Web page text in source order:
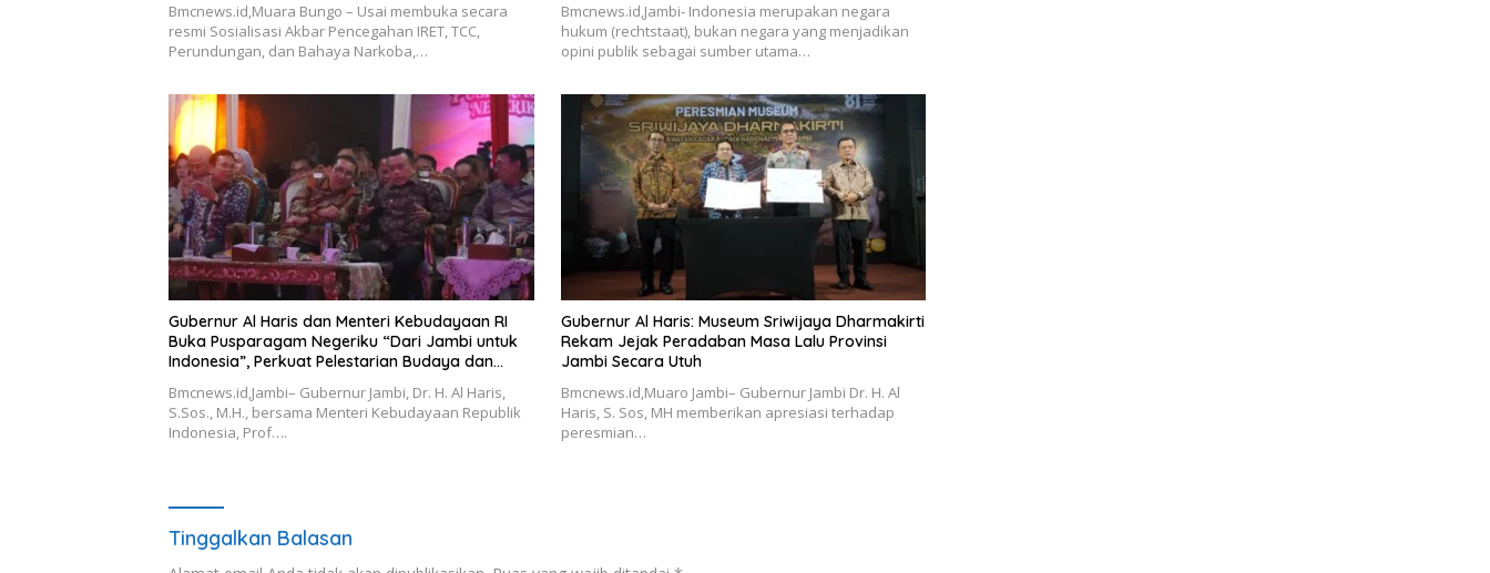
Bmcnews.id,Muara Bungo – Usai membuka secara
resmi Sosialisasi Akbar Pencegahan IRET, TCC,
Perundungan, dan Bahaya Narkoba,…
Bmcnews.id,Jambi- Indonesia merupakan negara
hukum (rechtstaat), bukan negara yang menjadikan
opini publik sebagai sumber utama…
Gubernur Al Haris dan Menteri Kebudayaan RI
Buka Pusparagam Negeriku “Dari Jambi untuk
Indonesia”, Perkuat Pelestarian Budaya dan
Bmcnews.id,Jambi– Gubernur Jambi, Dr. H. Al Haris,
S.Sos., M.H., bersama Menteri Kebudayaan Republik
Indonesia, Prof….
Gubernur Al Haris: Museum Sriwijaya Dharmakirti
Rekam Jejak Peradaban Masa Lalu Provinsi
Jambi Secara Utuh
Bmcnews.id,Muaro Jambi– Gubernur Jambi Dr. H. Al
Haris, S. Sos, MH memberikan apresiasi terhadap
peresmian…
Tinggalkan Balasan